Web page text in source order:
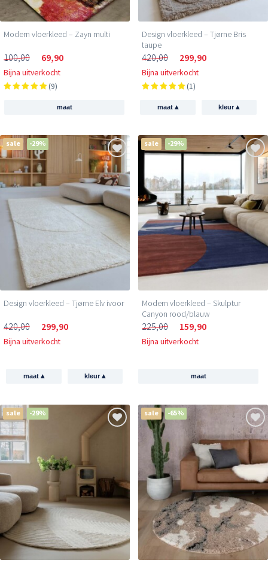
Modern vloerkleed – Zayn multi
100,00 69,90
Bijna uitverkocht
(9)
maat
Design vloerkleed – Tjørne Bris
taupe
420,00 299,90
Bijna uitverkocht
(1)
maat ▴ kleur▴
sale -29%
Design vloerkleed – Tjørne Elv ivoor
420,00 299,90
Bijna uitverkocht
maat ▴ kleur▴
sale -29%
Modern vloerkleed – Skulptur
Canyon rood/blauw
225,00 159,90
Bijna uitverkocht
maat
sale -29% sale -65%